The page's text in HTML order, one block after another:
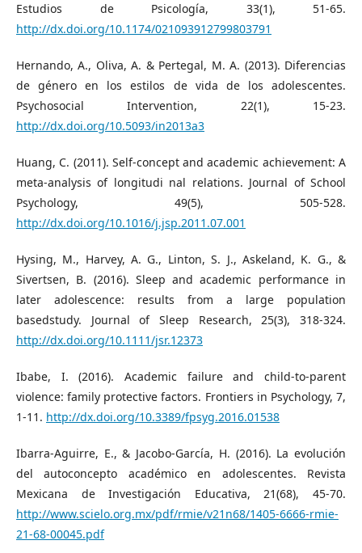
Estudios de Psicología, 33(1), 51-65.
http://dx.doi.org/10.1174/021093912799803791
Hernando, A., Oliva, A. & Pertegal, M. A. (2013). Diferencias
de género en los estilos de vida de los adolescentes.
Psychosocial Intervention, 22(1), 15-23.
http://dx.doi.org/10.5093/in2013a3
Huang, C. (2011). Self-concept and academic achievement: A
meta-analysis of longitudi nal relations. Journal of School
Psychology, 49(5), 505-528.
http://dx.doi.org/10.1016/j.jsp.2011.07.001
Hysing, M., Harvey, A. G., Linton, S. J., Askeland, K. G., &
Sivertsen, B. (2016). Sleep and academic performance in
later adolescence: results from a large population
basedstudy. Journal of Sleep Research, 25(3), 318-324.
http://dx.doi.org/10.1111/jsr.12373
Ibabe, I. (2016). Academic failure and child-to-parent
violence: family protective factors. Frontiers in Psychology, 7,
1-11. http://dx.doi.org/10.3389/fpsyg.2016.01538
Ibarra-Aguirre, E., & Jacobo-García, H. (2016). La evolución
del autoconcepto académico en adolescentes. Revista
Mexicana de Investigación Educativa, 21(68), 45-70.
http://www.scielo.org.mx/pdf/rmie/v21n68/1405-6666-rmie-
21-68-00045.pdf